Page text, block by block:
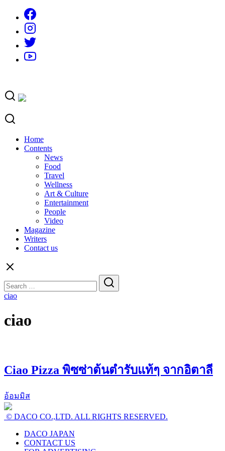
content
Home
Contents
News
Food
Travel
Wellness
Art & Culture
Entertainment
People
Video
Magazine
Writers
Contact us
for:
ciao
ciao
Ciao Pizza พิซซ่าต้นตำรับแท้ๆ จากอิตาลี
อ้อมมิส
© DACO CO.,LTD. ALL RIGHTS RESERVED.
DACO JAPAN
CONTACT US